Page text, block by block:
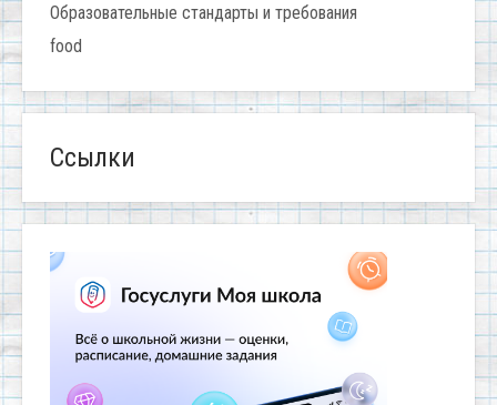
Образовательные стандарты и требования
food
Ссылки